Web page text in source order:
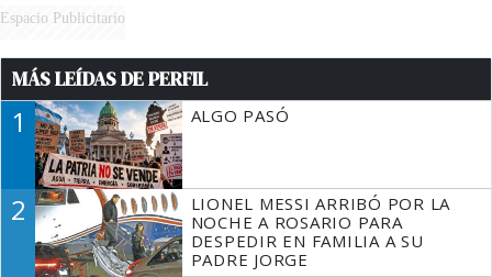
Espacio Publicitario
MÁS LEÍDAS DE PERFIL
1 ALGO PASÓ
2
LIONEL MESSI ARRIBÓ POR LA
NOCHE A ROSARIO PARA
DESPEDIR EN FAMILIA A SU
PADRE JORGE